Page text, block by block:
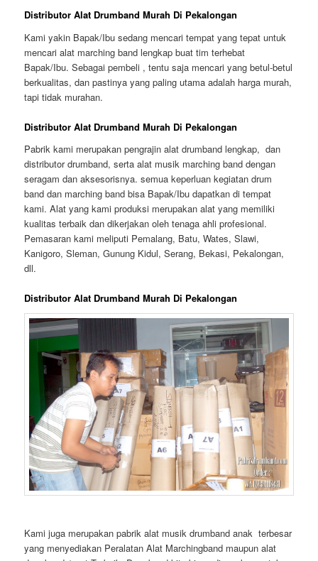
Distributor Alat Drumband Murah Di Pekalongan
Kami yakin Bapak/Ibu sedang mencari tempat yang tepat untuk
mencari alat marching band lengkap buat tim terhebat
Bapak/Ibu. Sebagai pembeli , tentu saja mencari yang betul-betul
berkualitas, dan pastinya yang paling utama adalah harga murah,
tapi tidak murahan.
Distributor Alat Drumband Murah Di Pekalongan
Pabrik kami merupakan pengrajin alat drumband lengkap, dan
distributor drumband, serta alat musik marching band dengan
seragam dan aksesorisnya. semua keperluan kegiatan drum
band dan marching band bisa Bapak/Ibu dapatkan di tempat
kami. Alat yang kami produksi merupakan alat yang memiliki
kualitas terbaik dan dikerjakan oleh tenaga ahli profesional.
Pemasaran kami meliputi Pemalang, Batu, Wates, Slawi,
Kanigoro, Sleman, Gunung Kidul, Serang, Bekasi, Pekalongan,
dll.
Distributor Alat Drumband Murah Di Pekalongan
Kami juga merupakan pabrik alat musik drumband anak terbesar
yang menyediakan Peralatan Alat Marchingband maupun alat